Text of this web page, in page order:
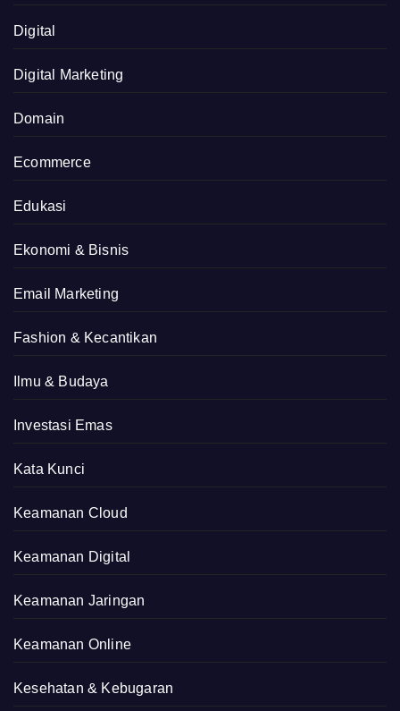
Digital
Digital Marketing
Domain
Ecommerce
Edukasi
Ekonomi & Bisnis
Email Marketing
Fashion & Kecantikan
Ilmu & Budaya
Investasi Emas
Kata Kunci
Keamanan Cloud
Keamanan Digital
Keamanan Jaringan
Keamanan Online
Kesehatan & Kebugaran